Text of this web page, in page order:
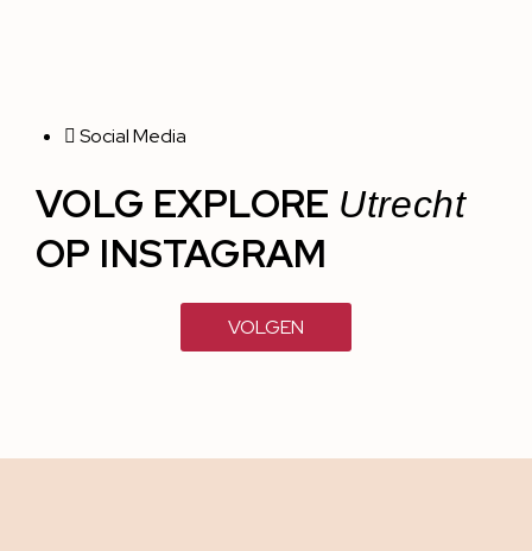
Social Media
VOLG EXPLORE Utrecht
OP INSTAGRAM
VOLGEN